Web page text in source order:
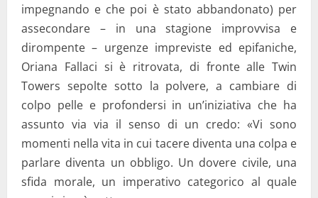
impegnando e che poi è stato abbandonato) per
assecondare – in una stagione improvvisa e
dirompente – urgenze impreviste ed epifaniche,
Oriana Fallaci si è ritrovata, di fronte alle Twin
Towers sepolte sotto la polvere, a cambiare di
colpo pelle e profondersi in un’iniziativa che ha
assunto via via il senso di un credo: «Vi sono
momenti nella vita in cui tacere diventa una colpa e
parlare diventa un obbligo. Un dovere civile, una
sfida morale, un imperativo categorico al quale